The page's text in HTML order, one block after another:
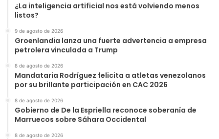
¿La inteligencia artificial nos está volviendo menos
listos?
9 de agosto de 2026
Groenlandia lanza una fuerte advertencia a empresa
petrolera vinculada a Trump
8 de agosto de 2026
Mandataria Rodríguez felicita a atletas venezolanos
por su brillante participación en CAC 2026
8 de agosto de 2026
Gobierno de De la Espriella reconoce soberanía de
Marruecos sobre Sáhara Occidental
8 de agosto de 2026